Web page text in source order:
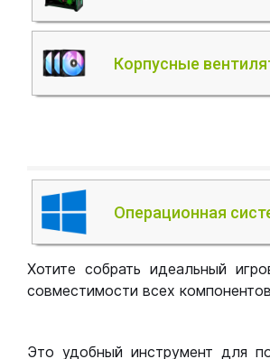
Корпусные
Операционная
Хотите собрать идеальный
совместимости всех
Это удобный инструмент для